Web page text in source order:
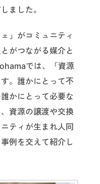
ました。
」がコミュニティ
がつながる媒介と
では、「資源
。誰かにとって不
かにとって必要な
資源の譲渡や交換
ティが生まれ人同
例を交えて紹介し